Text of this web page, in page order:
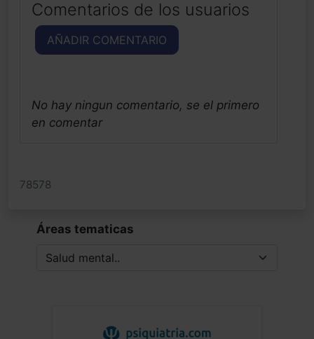
Comentarios de los usuarios
AÑADIR COMENTARIO
No hay ningun comentario, se el primero
en comentar
78578
Áreas tematicas